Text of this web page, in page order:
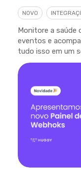
NOVO
Monitore a saúde
eventos e
tudo isso em um